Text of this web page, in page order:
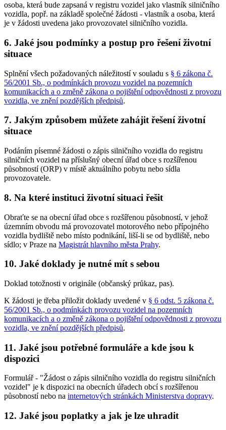
osoba, která bude zapsaná v registru vozidel jako vlastník silničního
vozidla, popř. na základě společné žádosti - vlastník a osoba, která
je v žádosti uvedena jako provozovatel silničního vozidla.
6. Jaké jsou podmínky a postup pro řešení životní
situace
Splnění všech požadovaných náležitostí v souladu s § 6 zákona č.
56/2001 Sb., o podmínkách provozu vozidel na pozemních
komunikacích a o změně zákona o pojištění odpovědnosti z provozu
vozidla, ve znění pozdějších předpisů.
7. Jakým způsobem můžete zahájit řešení životní
situace
Podáním písemné žádosti o zápis silničního vozidla do registru
silničních vozidel na příslušný obecní úřad obce s rozšířenou
působností (ORP) v místě aktuálního pobytu nebo sídla
provozovatele.
8. Na které instituci životní situaci řešit
Obraťte se na obecní úřad obce s rozšířenou působností, v jehož
územním obvodu má provozovatel motorového nebo přípojného
vozidla bydliště nebo místo podnikání, liší-li se od bydliště, nebo
sídlo; v Praze na Magistrát hlavního města Prahy.
10. Jaké doklady je nutné mít s sebou
Doklad totožnosti v originále (občanský průkaz, pas).
K žádosti je třeba přiložit doklady uvedené v § 6 odst. 5 zákona č.
56/2001 Sb., o podmínkách provozu vozidel na pozemních
komunikacích a o změně zákona o pojištění odpovědnosti z provozu
vozidla, ve znění pozdějších předpisů.
11. Jaké jsou potřebné formuláře a kde jsou k
dispozici
Formulář - "Žádost o zápis silničního vozidla do registru silničních
vozidel" je k dispozici na obecních úřadech obcí s rozšířenou
působností nebo na internetových stránkách Ministerstva dopravy.
12. Jaké jsou poplatky a jak je lze uhradit